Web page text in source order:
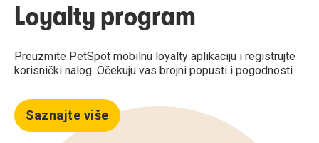
Loyalty program
Preuzmite PetSpot mobilnu loyalty aplikaciju i registrujte
korisnički nalog. Očekuju vas brojni popusti i pogodnosti.
Saznajte više